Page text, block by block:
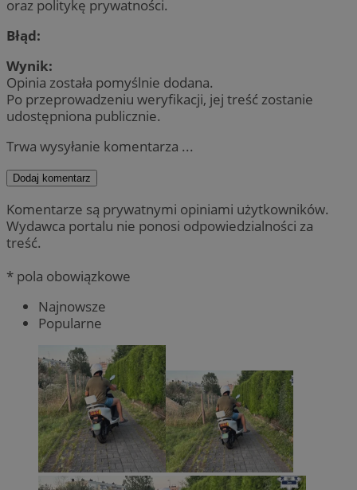
oraz politykę prywatności.
Błąd:
Wynik:
Opinia została pomyślnie dodana.
Po przeprowadzeniu weryfikacji, jej treść zostanie
udostępniona publicznie.
Trwa wysyłanie komentarza ...
Dodaj komentarz
Komentarze są prywatnymi opiniami użytkowników.
Wydawca portalu nie ponosi odpowiedzialności za
treść.
* pola obowiązkowe
Najnowsze
Popularne